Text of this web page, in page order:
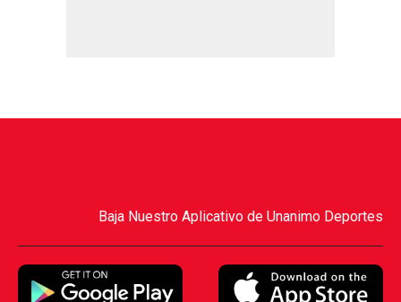
Baja Nuestro Aplicativo de Unanimo Deportes